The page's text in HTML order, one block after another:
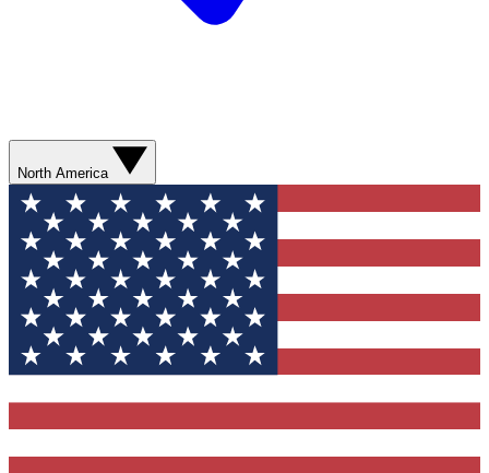
North America